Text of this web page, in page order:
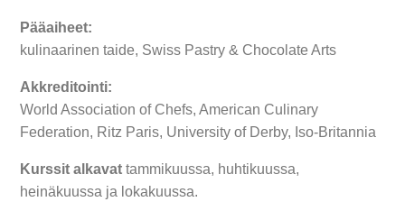
Pääaiheet:
kulinaarinen taide, Swiss Pastry & Chocolate Arts
Akkreditointi:
World Association of Chefs, American Culinary
Federation, Ritz Paris, University of Derby, Iso-Britannia
Kurssit alkavat tammikuussa, huhtikuussa,
heinäkuussa ja lokakuussa.